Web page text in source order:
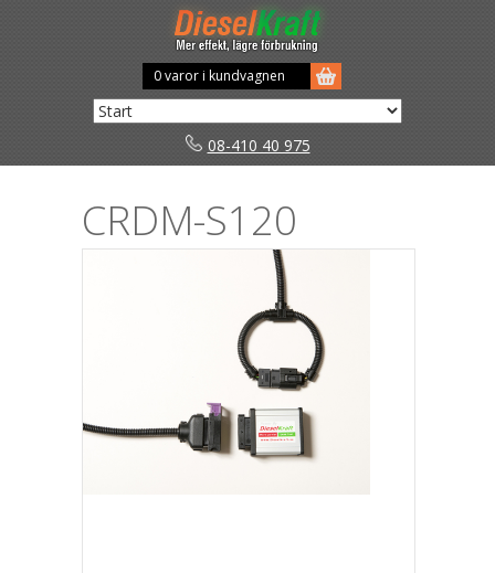
08-410 40 975
0 varor i kundvagnen
CRDM-S120